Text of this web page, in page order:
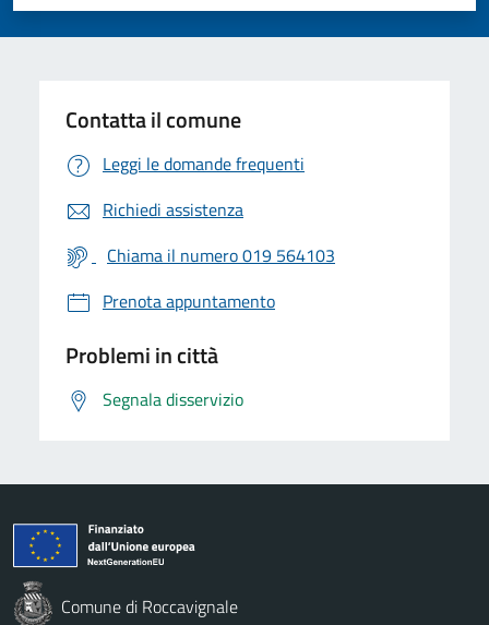
Valuta 5 stelle su 5
Valuta 4 stelle su 5
Valuta 3 stelle su 5
Valuta 2 stelle su 5
Valuta 1 stelle su 5
Contatta il comune
Leggi le domande frequenti
Richiedi assistenza
Chiama il numero 019 564103
Prenota appuntamento
Problemi in città
Segnala disservizio
Comune di Roccavignale